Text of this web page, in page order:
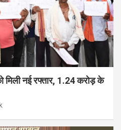
मिली नई रफ्तार, 1.24 करोड़ के